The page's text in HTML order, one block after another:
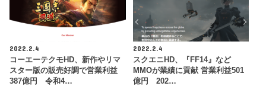
2022.2.4
コーエーテクモHD、新作やリマ
スター版の販売好調で営業利益
387億円 令和4…
2022.2.4
スクエニHD、『FF14』など
MMOが業績に貢献 営業利益501
億円 202…